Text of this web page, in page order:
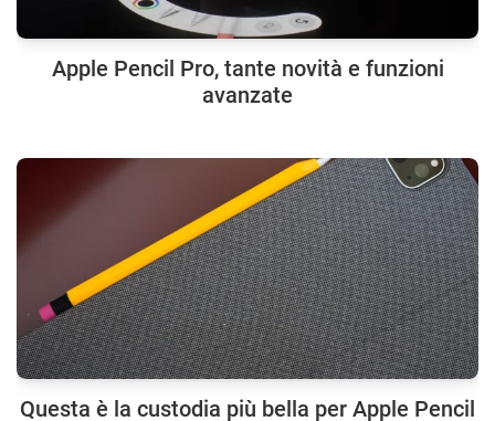
Apple Pencil Pro, tante novità e funzioni
avanzate
Questa è la custodia più bella per Apple Pencil